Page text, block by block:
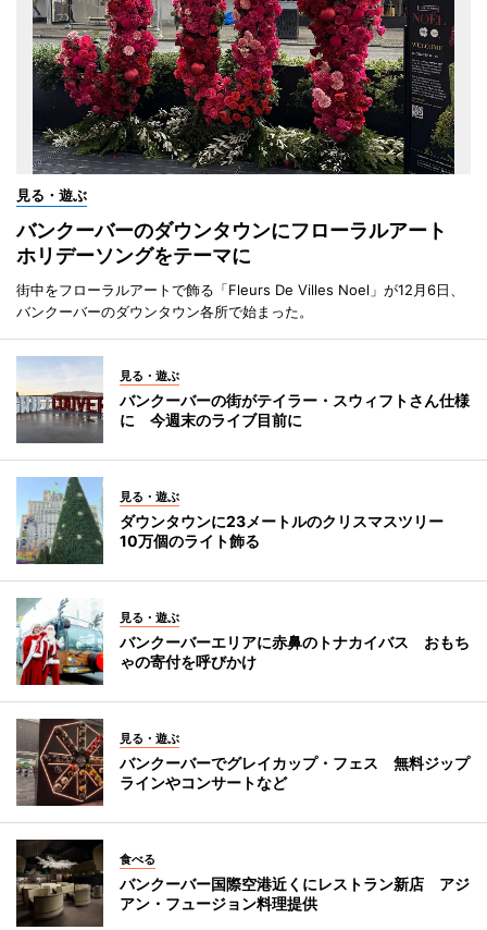
見る・遊ぶ
バンクーバーのダウンタウンにフローラルアート
ホリデーソングをテーマに
街中をフローラルアートで飾る「Fleurs De Villes Noel」が12月6日、
バンクーバーのダウンタウン各所で始まった。
見る・遊ぶ
バンクーバーの街がテイラー・スウィフトさん仕様
に 今週末のライブ目前に
見る・遊ぶ
ダウンタウンに23メートルのクリスマスツリー
10万個のライト飾る
見る・遊ぶ
バンクーバーエリアに赤鼻のトナカイバス おもち
ゃの寄付を呼びかけ
見る・遊ぶ
バンクーバーでグレイカップ・フェス 無料ジップ
ラインやコンサートなど
食べる
バンクーバー国際空港近くにレストラン新店 アジ
アン・フュージョン料理提供